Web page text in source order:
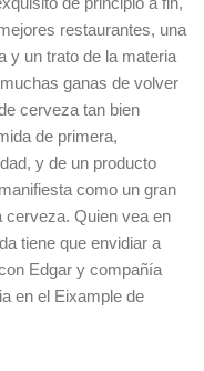
restaurantes, una
y un trato de la materia
ganas de volver
cerveza tan bien
de primera,
y de un producto
como un gran
cerveza. Quien vea en
tiene que envidiar a
Edgar y compañía
en el Eixample de